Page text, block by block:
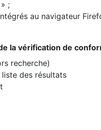
;
au navigateur
la vérification de
recherche)
liste des résultats